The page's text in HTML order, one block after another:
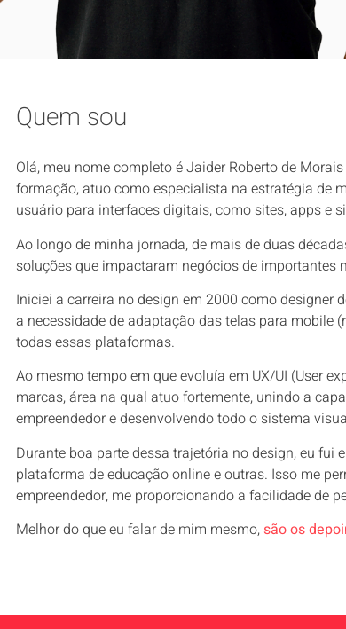
Quem sou
Olá, meu nome completo é Jaider Roberto de
formação, atuo como especialista na estratégia de
usuário para interfaces digitais, como sites, apps e
Ao longo de minha jornada, de mais de duas
soluções que impactaram negócios de importantes
Iniciei a carreira no design em 2000 como designer
a necessidade de adaptação das telas para mobile
todas essas plataformas.
Ao mesmo tempo em que evoluía em UX/UI (User
marcas, área na qual atuo fortemente, unindo a
empreendedor e desenvolvendo todo o sistema
Durante boa parte dessa trajetória no design, eu fui
plataforma de educação online e outras. Isso me
empreendedor, me proporcionando a facilidade de
Melhor do que eu falar de mim mesmo,são os